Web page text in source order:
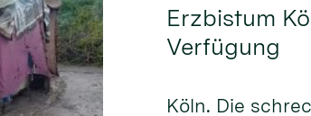
Erzbistum
Verfügung
Köln. Die